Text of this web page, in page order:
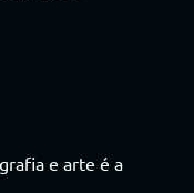
e arte é a